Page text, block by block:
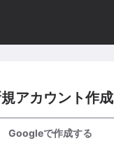
アカウント作成
Googleで作成する